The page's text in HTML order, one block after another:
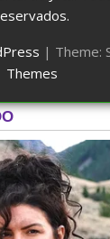
| Theme:
Themes